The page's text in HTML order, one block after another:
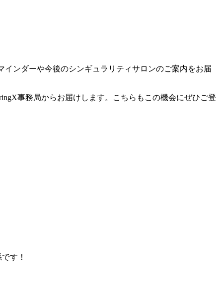
ンダーや今後のシンギュラリティサロンのご案内をお届
事務局からお届けします。こちらもこの機会にぜひご登
す！